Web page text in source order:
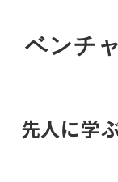
ベンチ
先人に学